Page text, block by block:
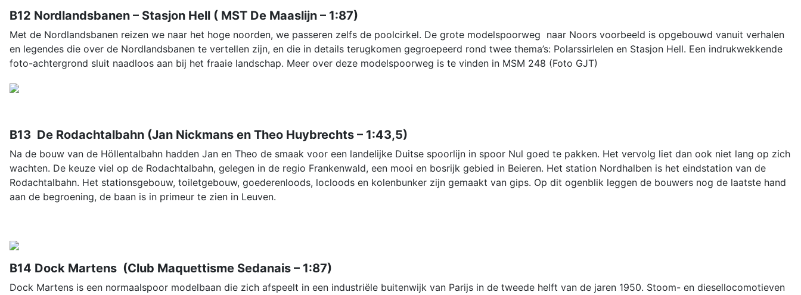
B12 Nordlandsbanen – Stasjon Hell ( MST De Maaslijn – 1:87)
Met de Nordlandsbanen reizen we naar het hoge noorden, we passeren zelfs de poolcirkel. De grote modelspoorweg naar Noors voorbeeld is opgebouwd vanuit verhalen
en legendes die over de Nordlandsbanen te vertellen zijn, en die in details terugkomen gegroepeerd rond twee thema’s: Polarssirlelen en Stasjon Hell. Een indrukwekkende
foto-achtergrond sluit naadloos aan bij het fraaie landschap. Meer over deze modelspoorweg is te vinden in MSM 248 (Foto GJT)
B13 De Rodachtalbahn (Jan Nickmans en Theo Huybrechts – 1:43,5)
Na de bouw van de Höllentalbahn hadden Jan en Theo de smaak voor een landelijke Duitse spoorlijn in spoor Nul goed te pakken. Het vervolg liet dan ook niet lang op zich
wachten. De keuze viel op de Rodachtalbahn, gelegen in de regio Frankenwald, een mooi en bosrijk gebied in Beieren. Het station Nordhalben is het eindstation van de
Rodachtalbahn. Het stationsgebouw, toiletgebouw, goederenloods, locloods en kolenbunker zijn gemaakt van gips. Op dit ogenblik leggen de bouwers nog de laatste hand
aan de begroening, de baan is in primeur te zien in Leuven.
B14 Dock Martens (Club Maquettisme Sedanais – 1:87)
Dock Martens is een normaalspoor modelbaan die zich afspeelt in een industriële buitenwijk van Parijs in de tweede helft van de jaren 1950. Stoom- en diesellocomotieven